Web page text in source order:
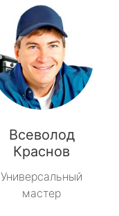
Всеволод
Краснов
Универсальный
мастер